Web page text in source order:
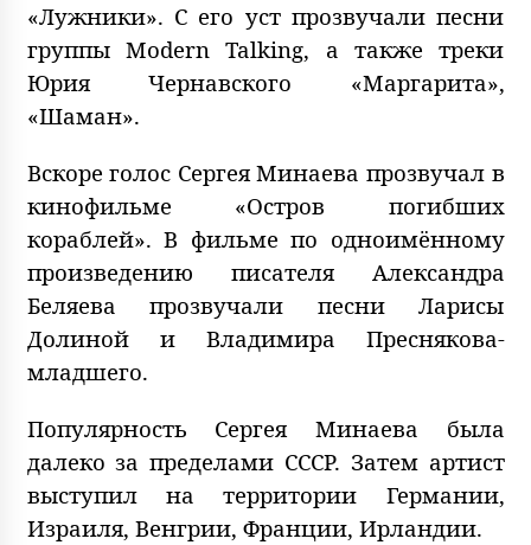
«Лужники». С его уст прозвучали песни
группы Modern Talking, а также треки
Юрия Чернавского «Маргарита»,
«Шаман».
Вскоре голос Сергея Минаева прозвучал в
кинофильме «Остров погибших
кораблей». В фильме по одноимённому
произведению писателя Александра
Беляева прозвучали песни Ларисы
Долиной и Владимира Преснякова-
младшего.
Популярность Сергея Минаева была
далеко за пределами СССР. Затем артист
выступил на территории Германии,
Израиля, Венгрии, Франции, Ирландии.